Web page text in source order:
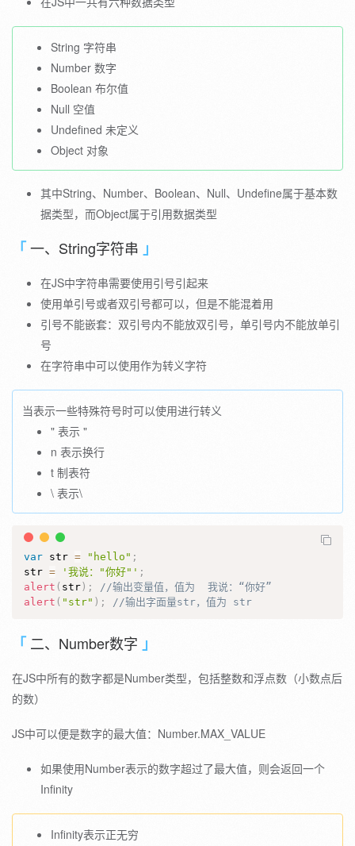
String 字符串
Number 数字
Boolean 布尔值
Null 空值
Undefined 未定义
Object 对象
其中String、Number、Boolean、Null、Undefine属于基本数
据类型，而Object属于引用数据类型
一、String字符串
在JS中字符串需要使用引号引起来
使用单引号或者双引号都可以，但是不能混着用
引号不能嵌套：双引号内不能放双引号，单引号内不能放单引
号
在字符串中可以使用作为转义字符
当表示一些特殊符号时可以使用进行转义
" 表示 "
n 表示换行
t 制表符
\ 表示\
var str = "hello" ;
str = '我说："你好"' ;
alert ( str ) ;
//输出变量值，值为  我说：“你好”
alert ( "str" ) ; //输出字面量str，值为 str
二、Number数字
在JS中所有的数字都是Number类型，包括整数和浮点数（小数点后
的数）
JS中可以便是数字的最大值：Number.MAX_VALUE
如果使用Number表示的数字超过了最大值，则会返回一个
Infinity
Infinity表示正无穷